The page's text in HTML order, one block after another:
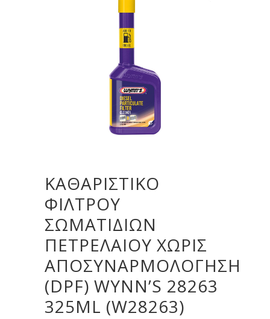
ΚΑΘΑΡΙΣΤΙΚΌ
ΦΊΛΤΡΟΥ
ΣΩΜΑΤΙΔΊΩΝ
ΠΕΤΡΕΛΑΊΟΥ ΧΩΡΊΣ
ΑΠΟΣΥΝΑΡΜΟΛΌΓΗΣΗ
(DPF) WYNN’S 28263
325ML (W28263)